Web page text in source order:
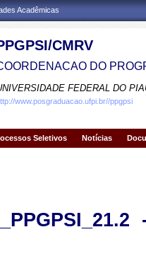
Acadêmicas
CMRV
DO
FEDERAL DO
www.posgraduacao.ufpi.br//ppgpsi
Seletivos Notícias